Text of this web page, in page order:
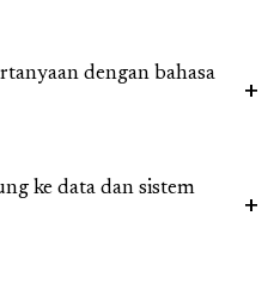
dengan bahasa
ke data dan sistem